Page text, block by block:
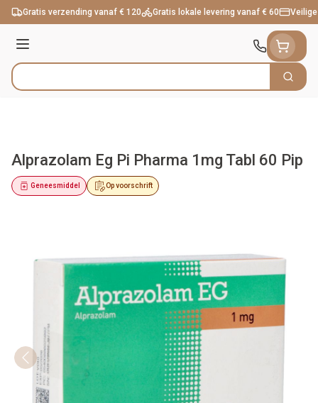
Ga naar de inhoud
Gratis verzending vanaf € 120 Gratis lokale levering vanaf € 60
Menu
Product, merk, categorie... Zoek
Alprazolam Eg Pi Pharma 1mg Tabl 60 Pip
Op voorschrift
Geneesmiddel